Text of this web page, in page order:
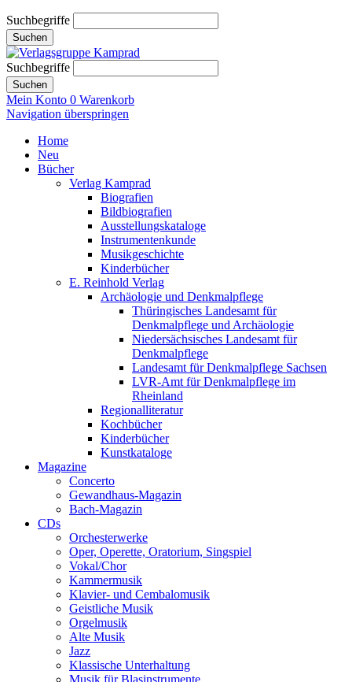
Suchbegriffe
Suchen
Suchbegriffe
Suchen
Mein Konto 0 Warenkorb
Navigation überspringen
Home
Neu
Bücher
Verlag Kamprad
Biografien
Bildbiografien
Ausstellungskataloge
Instrumentenkunde
Musikgeschichte
Kinderbücher
E. Reinhold Verlag
Archäologie und Denkmalpflege
Thüringisches Landesamt für
Denkmalpflege und Archäologie
Niedersächsisches Landesamt für
Denkmalpflege
Landesamt für Denkmalpflege Sachsen
LVR-Amt für Denkmalpflege im
Rheinland
Regionalliteratur
Kochbücher
Kinderbücher
Kunstkataloge
Magazine
Concerto
Gewandhaus-Magazin
Bach-Magazin
CDs
Orchesterwerke
Oper, Operette, Oratorium, Singspiel
Vokal/Chor
Kammermusik
Klavier- und Cembalomusik
Geistliche Musik
Orgelmusik
Alte Musik
Jazz
Klassische Unterhaltung
Musik für Blasinstrumente